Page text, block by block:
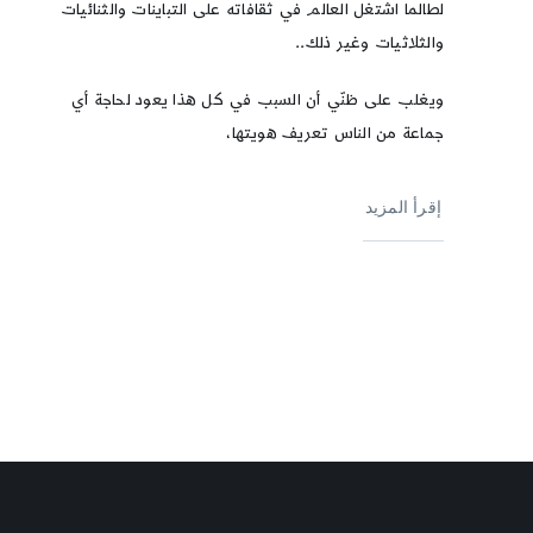
لطالما اشتغل العالم في ثقافاته على التباينات والثنائيات
والثلاثيات وغير ذلك..
ويغلب على ظنّي أن السبب في كل هذا يعود لحاجة أي
جماعة من الناس تعريف هويتها،
إقرأ المزيد